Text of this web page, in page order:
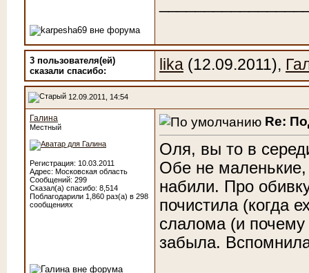
3 пользователя(ей)
сказали cпасибо:
lika (12.09.2011),
12.09.2011, 14:54
Галина
Местный
Регистрация: 10.03.2011
Адрес: Московская область
Сообщений: 299
Сказал(а) спасибо: 8,514
Поблагодарили 1,860 раз(а) в 298
сообщениях
Re:
Оля, вы то в
Обе не маленькие,
набили. Про
почистила (когда
слалома (и почему
забыла.